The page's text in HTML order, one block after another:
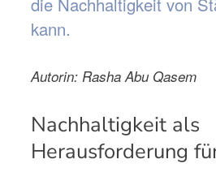
kann.
Autorin: Rasha Abu Qasem
Nachhaltigkeit als
Herausforderung